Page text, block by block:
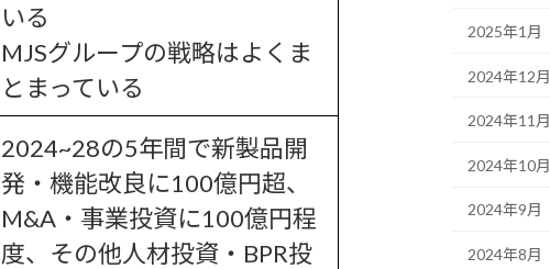
いる
MJSグループの戦略はよくま
とまっている
2024~28の5年間で新製品開
発・機能改良に100億円超、
M&A・事業投資に100億円程
度、その他人材投資・BPR投
2025年1月
2024年12月
2024年11月
2024年10月
2024年9月
2024年8月